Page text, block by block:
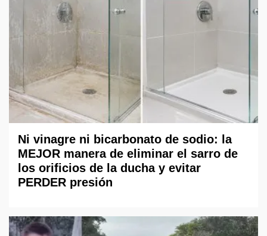
Ni vinagre ni bicarbonato de sodio: la
MEJOR manera de eliminar el sarro de
los orificios de la ducha y evitar
PERDER presión